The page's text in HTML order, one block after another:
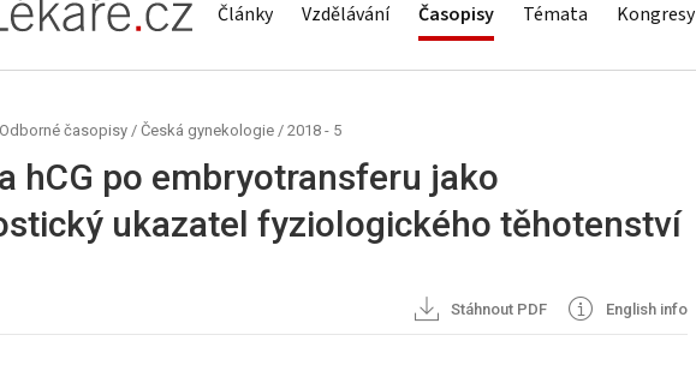
Články Vzdělávání Časopisy Témata Kongresy
Odborné časopisy / Česká gynekologie / 2018 - 5
hCG po embryotransferu jako
ukazatel fyziologického těhotenství
Stáhnout PDF English info